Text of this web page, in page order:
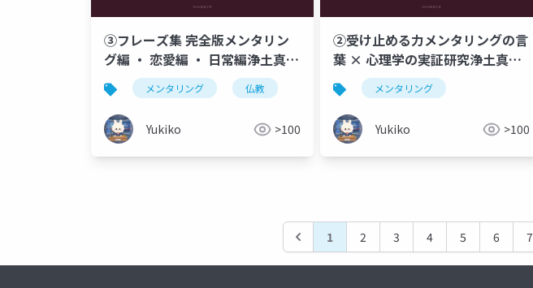
③フレーズ集 完全版メンタリン
グ編 ・ 恋愛編 ・ 日常編浄土真宗
の発想に着想を得た「ありのまま
を受け止める」言葉たち
メンタリング 仏教
Yukiko >100
②受け止める力メンタリングの言
葉 × 心理学の実証研究浄土真宗
の発想を、エビデンスで裏付け
メンタリング
Yukiko >100
1 2 3 4 5 6 7